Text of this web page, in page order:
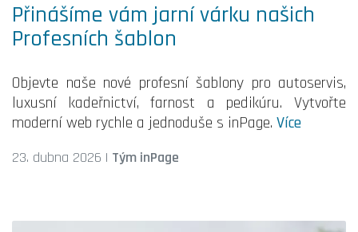
Přinášíme vám jarní várku našich
Profesních šablon
Objevte naše nové profesní šablony pro autoservis,
luxusní kadeřnictví, farnost a pedikúru. Vytvořte
moderní web rychle a jednoduše s inPage. Více
23. dubna 2026 | Tým inPage